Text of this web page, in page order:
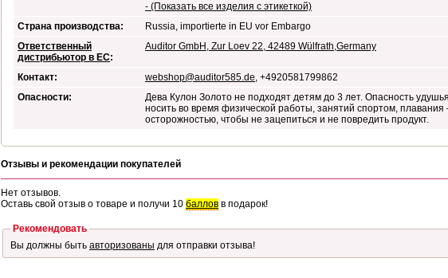
- (Показать все изделия с этикеткой)
Страна производства:
Russia, importierte in EU vor Embargo
Ответственный
дистрибьютор в ЕС:
Auditor GmbH, Zur Loev 22, 42489 Wülfrath,Germany
Контакт: webshop@auditor585.de, +4920581799862
Опасности:
Дева Кулон Золото не подходят детям до 3 лет. Опасность
носить во время физической работы, занятий спортом,
осторожностью, чтобы не зацепиться и не повредить продукт.
Отзывы и рекомендации покупателей
Нет отзывов.
Оставь свой отзыв о товаре и получи 10 баллов в подарок!
Рекомендовать
Вы должны быть авторизованы для отправки отзыва!